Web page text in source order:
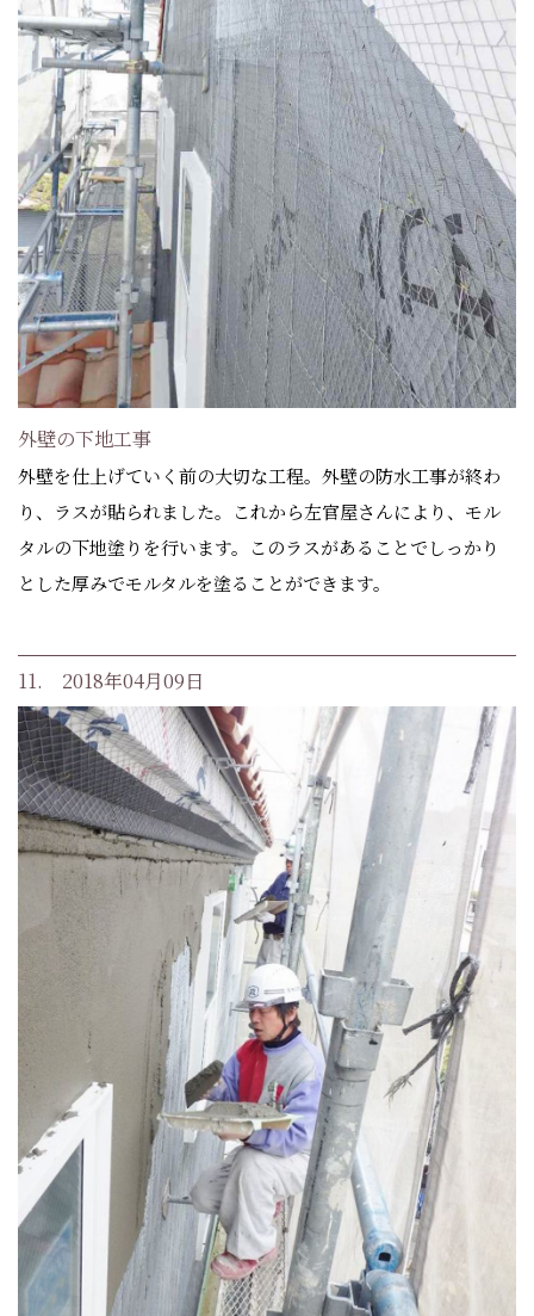
外壁の下地工事
外壁を仕上げていく前の大切な工程。外壁の防水工事が終わ
り、ラスが貼られました。これから左官屋さんにより、モル
タルの下地塗りを行います。このラスがあることでしっかり
とした厚みでモルタルを塗ることができます。
11. 2018年04月09日